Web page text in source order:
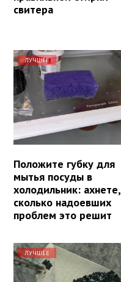
свитера
ЛУЧШЕЕ
Положите губку для
мытья посуды в
холодильник: ахнете,
сколько надоевших
проблем это решит
ЛУЧШЕЕ